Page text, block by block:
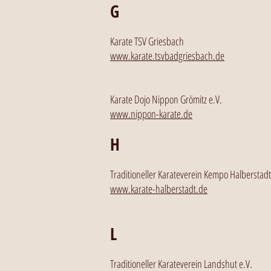
G
Karate TSV Griesbach
www.karate.tsvbadgriesbach.de
Karate Dojo Nippon Grömitz e.V.
www.nippon-karate.de
H
Traditioneller Karateverein Kempo
www.karate-halberstadt.de
L
Traditioneller Karateverein Landshut e.V.